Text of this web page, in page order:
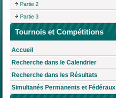
Partie 2
Partie 3
Tournois et Compétitions
Accueil
Recherche dans le Calendrier
Recherche dans les Résultats
Simultanés Permanents et Fédéraux